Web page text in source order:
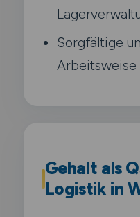
Sorgfältige
Arbeitsweise
Gehalt als
Logistik in